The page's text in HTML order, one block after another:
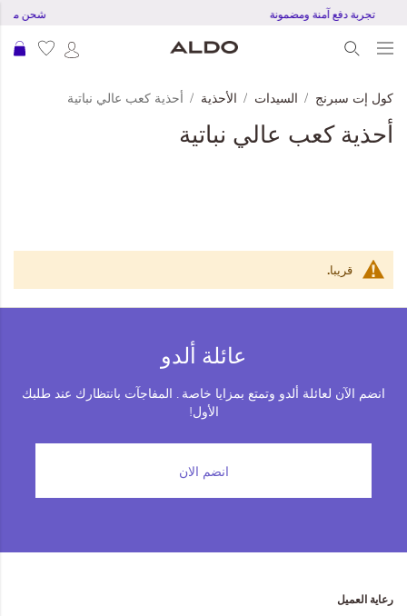
شحن مجاني تجربة دفع آمنة ومضمونة
المجموعات
إحياء الطراز الكلاسيكي
كول إت سبرنج السيدات الأحذية أحذية كعب عالي نباتية
أحذية كعب عالي نباتية
قريبا.
عائلة ألدو
انضم الآن لعائلة ألدو وتمتع بمزايا خاصة . المفاجآت بانتظارك عند طلبك
الأول!
انضم الان
رعاية العميل